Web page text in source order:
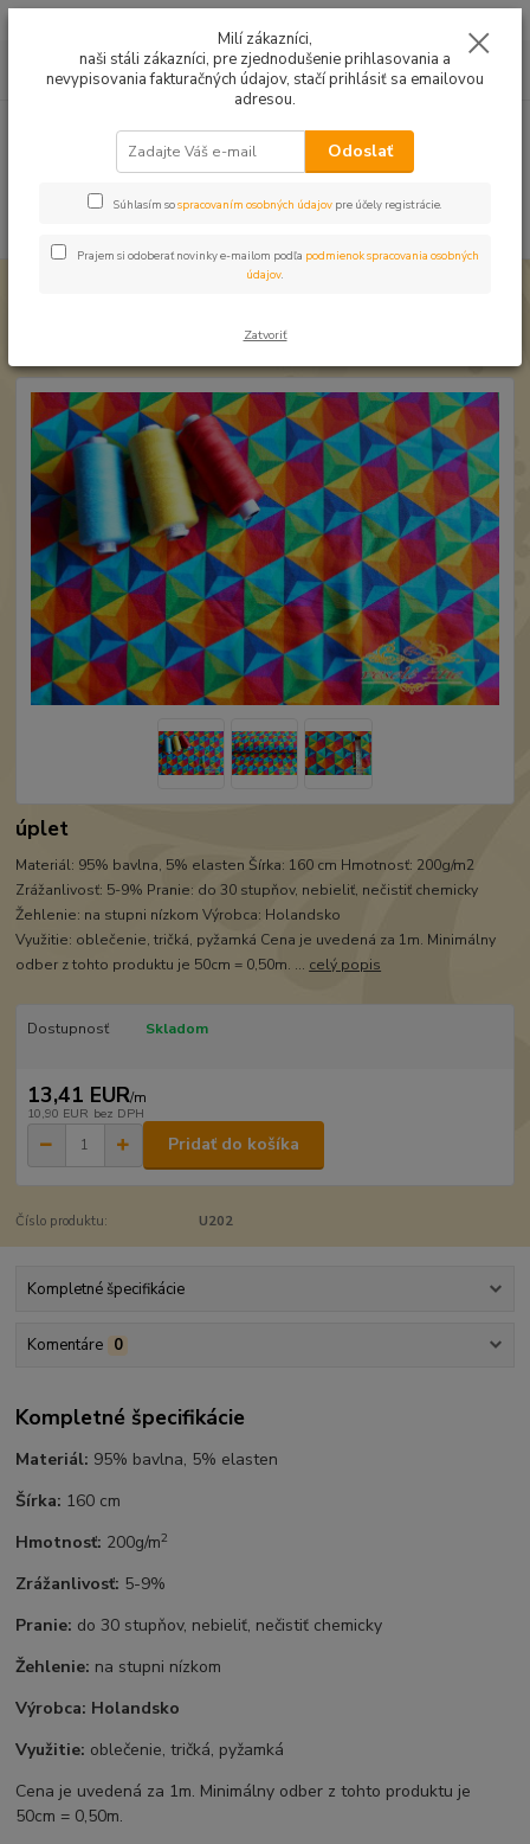
0949224331
9:00 -14:30
za0,00 EUR
Úplet Trojuholníky digi
Úplet Trojuholníky digi
úplet
Materiál: 95% bavlna, 5% elasten Šírka: 160 cm Hmotnosť: 200g/m2
Zrážanlivosť: 5-9% Pranie: do 30 stupňov, nebieliť, nečistiť chemicky
Žehlenie: na stupni nízkom Výrobca: Holandsko
Využitie: oblečenie, tričká, pyžamká Cena je uvedená za 1m. Minimálny
odber z tohto produktu je 50cm = 0,50m. ... celý popis
Dostupnosť Skladom
13,41 EUR/m
10,90 EUR bez DPH
Pridať do košíka
Číslo produktu: U202
Kompletné špecifikácie
Komentáre 0
Kompletné špecifikácie
Materiál: 95% bavlna, 5% elasten
Šírka: 160 cm
Hmotnosť: 200g/m2
Zrážanlivosť: 5-9%
Pranie: do 30 stupňov, nebieliť, nečistiť chemicky
Žehlenie: na stupni nízkom
Výrobca: Holandsko
Využitie: oblečenie, tričká, pyžamká
Cena je uvedená za 1m. Minimálny odber z tohto produktu je
50cm = 0,50m.
Milí zákazníci,
naši stáli zákazníci, pre zjednodušenie prihlasovania a
nevypisovania fakturačných údajov, stačí prihlásiť sa emailovou
adresou.
Odoslať
Súhlasím sospracovaním osobných údajov pre účely registrácie.
Prajem si odoberať novinky e-mailom podľa podmienok spracovania osobných
údajov.
Zatvoriť